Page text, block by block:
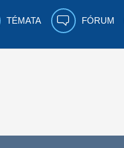
TÉMATA FÓRUM